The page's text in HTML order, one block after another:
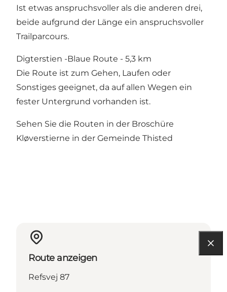
Ist etwas anspruchsvoller als die anderen drei,
beide aufgrund der Länge ein anspruchsvoller
Trailparcours.
Digterstien -Blaue Route - 5,3 km
Die Route ist zum Gehen, Laufen oder
Sonstiges geeignet, da auf allen Wegen ein
fester Untergrund vorhanden ist.
Sehen Sie die Routen in der Broschüre
Kløverstierne in der Gemeinde Thisted
Route anzeigen
Refsvej 87